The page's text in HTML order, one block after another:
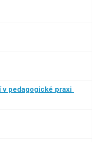
v pedagogické praxi